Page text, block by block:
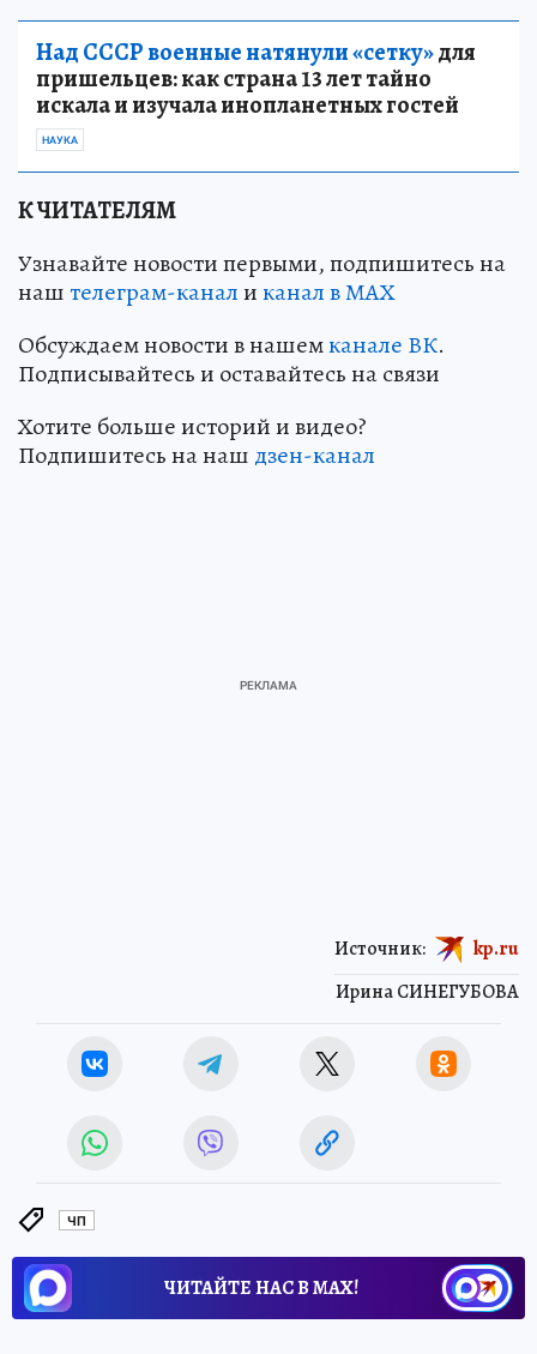
Над СССР военные натянули «сетку»для
пришельцев: как страна 13 лет тайно
искала и изучала инопланетных гостей
НАУКА
К ЧИТАТЕЛЯМ
Узнавайте новости первыми, подпишитесь на
наштелеграм-каналиканал в МАХ
Обсуждаем новости в нашемканале ВК.
Подписывайтесь и оставайтесь на связи
Хотите больше историй и видео?
Подпишитесь на наш дзен-канал
Ирина СИНЕГУБОВА
Источник: kp.ru
ЧП
ЧИТАЙТЕ НАС В МАХ!